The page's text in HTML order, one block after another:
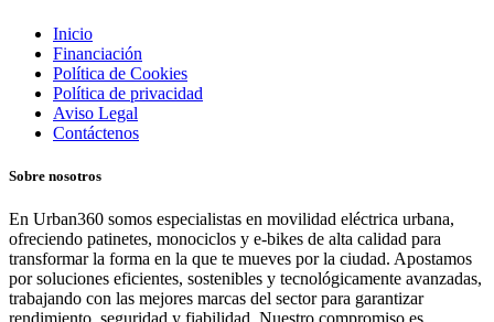
Inicio
Financiación
Política de Cookies
Política de privacidad
Aviso Legal
Contáctenos
Sobre nosotros
En Urban360 somos especialistas en movilidad eléctrica urbana,
ofreciendo patinetes, monociclos y e-bikes de alta calidad para
transformar la forma en la que te mueves por la ciudad. Apostamos
por soluciones eficientes, sostenibles y tecnológicamente avanzadas,
trabajando con las mejores marcas del sector para garantizar